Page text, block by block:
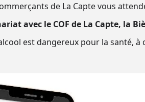
de La Capte vous
avec le COF de La Capte, la
est dangereux pour la santé,